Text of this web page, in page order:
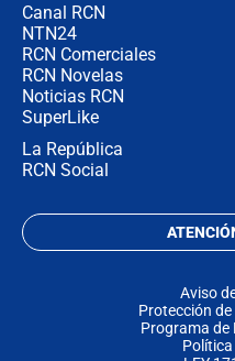
Canal RCN
NTN24
RCN Comerciales
RCN Novelas
Noticias RCN
SuperLike
La República
RCN Social
Aviso
Protección
Programa de
Política